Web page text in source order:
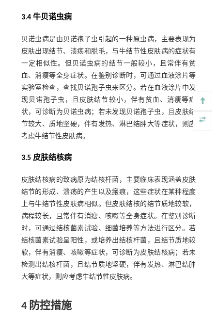
3.4 牛贝诺虫病
贝诺虫病是由贝诺孢子虫引起的一种原虫病，主要表现为
皮肤出现结节、溃疡和脱毛，与牛结节性皮肤病的症状有
一定相似性。但贝诺虫病的结节一般较小，且常伴有贫
血、消瘦等全身症状。在鉴别诊断时，可通过血液涂片等
实验室检查，查找贝诺孢子虫来区分。若在血液涂片中发
现贝诺孢子虫，且皮肤结节较小，伴有贫血、消瘦等症
状，可诊断为贝诺虫病；若未发现贝诺孢子虫，且皮肤结
节较大、质地坚硬，伴有发热、淋巴结肿大等症状，则应
考虑牛结节性皮肤病。
3.5 皮肤结核病
皮肤结核病的致病原为结核杆菌，主要临床表现涵盖皮肤
结节的形成、溃疡的产生以及瘢痕，这些症状在某种程度
上与牛结节性皮肤病相似。但皮肤结核的结节质地较软，
病程较长，且常伴有消瘦、咳嗽等全身症状。在鉴别诊断
时，可通过结核菌素试验、细菌培养等方法进行区分。若
结核菌素试验呈阳性，或培养出结核杆菌，且结节质地较
软，伴有消瘦、咳嗽等症状，可诊断为皮肤结核病；若未
检测出结核杆菌，且结节质地坚硬，伴有发热、淋巴结肿
大等症状，则应考虑牛结节性皮肤病。
4 防控措施